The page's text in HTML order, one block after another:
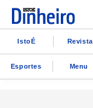
IstoÉ Revista
Esportes Menu